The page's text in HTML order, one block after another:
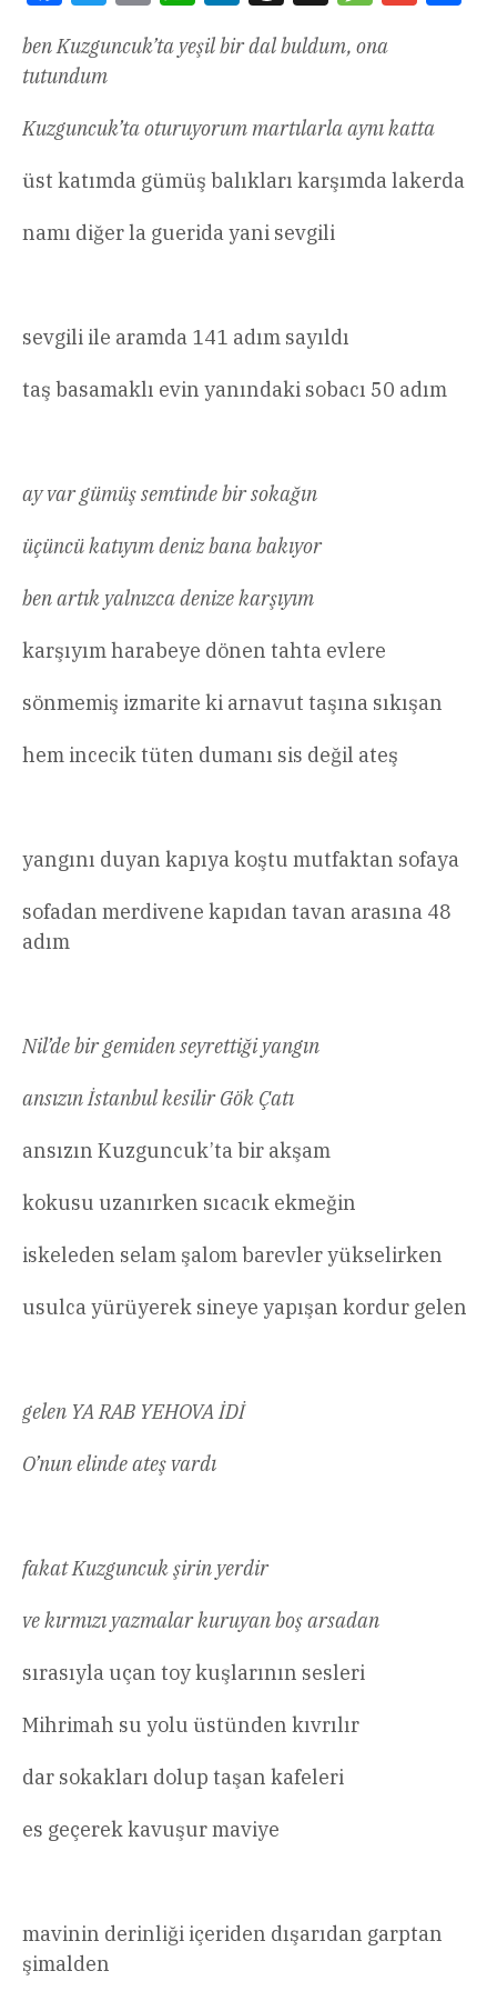
ben Kuzguncuk’ta yeşil bir dal buldum, ona
tutundum
Kuzguncuk’ta oturuyorum martılarla aynı katta
üst katımda gümüş balıkları karşımda lakerda
namı diğer la guerida yani sevgili
sevgili ile aramda 141 adım sayıldı
taş basamaklı evin yanındaki sobacı 50 adım
ay var gümüş semtinde bir sokağın
üçüncü katıyım deniz bana bakıyor
ben artık yalnızca denize karşıyım
karşıyım harabeye dönen tahta evlere
sönmemiş izmarite ki arnavut taşına sıkışan
hem incecik tüten dumanı sis değil ateş
yangını duyan kapıya koştu mutfaktan sofaya
sofadan merdivene kapıdan tavan arasına 48
adım
Nil’de bir gemiden seyrettiği yangın
ansızın İstanbul kesilir Gök Çatı
ansızın Kuzguncuk’ta bir akşam
kokusu uzanırken sıcacık ekmeğin
iskeleden selam şalom barevler yükselirken
usulca yürüyerek sineye yapışan kordur gelen
gelen YA RAB YEHOVA İDİ
O’nun elinde ateş vardı
fakat Kuzguncuk şirin yerdir
ve kırmızı yazmalar kuruyan boş arsadan
sırasıyla uçan toy kuşlarının sesleri
Mihrimah su yolu üstünden kıvrılır
dar sokakları dolup taşan kafeleri
es geçerek kavuşur maviye
mavinin derinliği içeriden dışarıdan garptan
şimalden